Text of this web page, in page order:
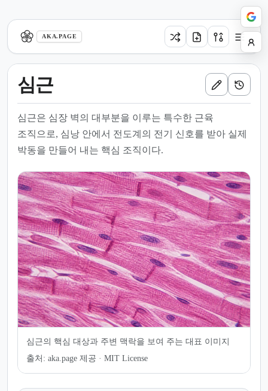
AKA.PAGE
심근
심근은 심장 벽의 대부분을 이루는 특수한 근육
조직으로, 심낭 안에서 전도계의 전기 신호를 받아 실제
박동을 만들어 내는 핵심 조직이다.
심근의 핵심 대상과 주변 맥락을 보여 주는 대표 이미지
출처: aka.page 제공 · MIT License